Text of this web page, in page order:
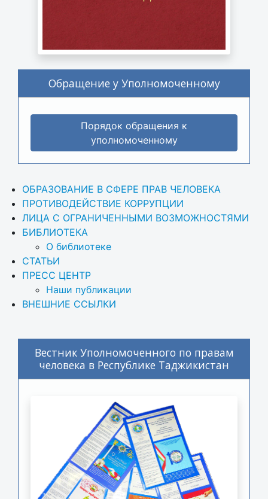
Обращение у Уполномоченному
Порядок обращения к
уполномоченному
ОБРАЗОВАНИЕ В СФЕРЕ ПРАВ ЧЕЛОВЕКА
ПРОТИВОДЕЙСТВИЕ КОРРУПЦИИ
ЛИЦА С ОГРАНИЧЕННЫМИ ВОЗМОЖНОСТЯМИ
БИБЛИОТЕКА
О библиотеке
СТАТЬИ
ПРЕСС ЦЕНТР
Наши публикации
ВНЕШНИЕ ССЫЛКИ
Вестник Уполномоченного по правам
человека в Республике Таджикистан